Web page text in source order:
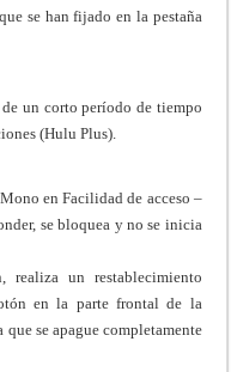
se han fijado en la pestaña
de un corto período de tiempo
(Hulu Plus).
en Facilidad de acceso –
se bloquea y no se inicia
realiza un restablecimiento
en la parte frontal de la
se apague completamente